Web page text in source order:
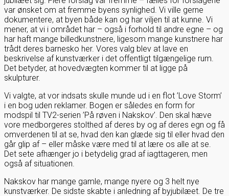
var ønsket om at fremme byens synlighed. Vi ville gerne
dokumentere, at byen både kan og har viljen til at kunne. Vi
mener, at vi i området har – også i forhold til andre egne – og
har haft mange billedkunstnere, ligesom mange kunstnere har
trådt deres barnesko her. Vores valg blev at lave en
beskrivelse af kunstværker i det offentligt tilgængelige rum.
Det betyder, at hovedvægten kommer til at ligge på
skulpturer.
Vi valgte, at vor indsats skulle munde ud i en flot ’Love Storm’
i en bog uden reklamer. Bogen er således en form for
modspil til TV2-serien ’På røven i Nakskov’. Den skal hæve
vore medborgeres stolthed af deres by og af deres egn og få
omverdenen til at se, hvad den kan glæde sig til eller hvad den
går glip af – eller måske være med til at lære os alle at se.
Det sete afhænger jo i betydelig grad af iagttageren, men
også af situationen.
Nakskov har mange gamle, mange nyere og 3 helt nye
kunstværker. De sidste skabte i anledning af byjubilæet. De tre